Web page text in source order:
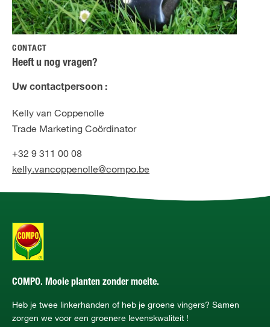
CONTACT
Heeft u nog vragen?
Uw contactpersoon :
Kelly van Coppenolle
Trade Marketing Coördinator
+32 9 311 00 08
kelly.vancoppenolle@compo.be
COMPO. Mooie planten zonder moeite.
Heb je twee linkerhanden of heb je groene vingers? Samen
zorgen we voor een groenere levenskwaliteit !